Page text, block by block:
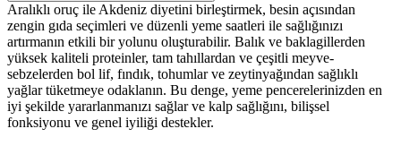
Aralıklı oruç ile Akdeniz diyetini birleştirmek, besin açısından
zengin gıda seçimleri ve düzenli yeme saatleri ile sağlığınızı
artırmanın etkili bir yolunu oluşturabilir. Balık ve baklagillerden
yüksek kaliteli proteinler, tam tahıllardan ve çeşitli meyve-
sebzelerden bol lif, fındık, tohumlar ve zeytinyağından sağlıklı
yağlar tüketmeye odaklanın. Bu denge, yeme pencerelerinizden en
iyi şekilde yararlanmanızı sağlar ve kalp sağlığını, bilişsel
fonksiyonu ve genel iyiliği destekler.